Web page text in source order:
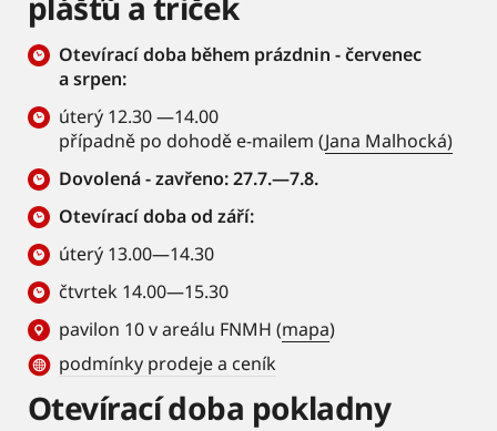
Otevírací doba během prázdnin - červenec
a srpen:
úterý 12.30 —14.00
případně po dohodě e-mailem (Jana Malhocká)
Dovolená - zavřeno: 27.7.—7.8.
Otevírací doba od září:
úterý 13.00—14.30
čtvrtek 14.00—15.30
pavilon 10 v areálu FNMH (mapa)
podmínky prodeje a ceník
Otevírací doba pokladny